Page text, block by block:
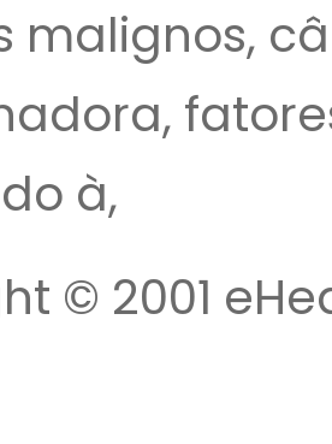
malignos,
à,
© 2001